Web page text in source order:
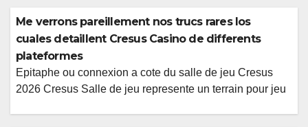
Me verrons pareillement nos trucs rares los
cuales detaillent Cresus Casino de differents
plateformes
Epitaphe ou connexion a cote du salle de jeu Cresus
2026 Cresus Salle de jeu represente un terrain pour jeu